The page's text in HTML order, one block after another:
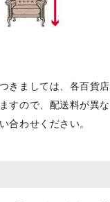
きましては、各百貨
すので、配送料が異
合わせください。